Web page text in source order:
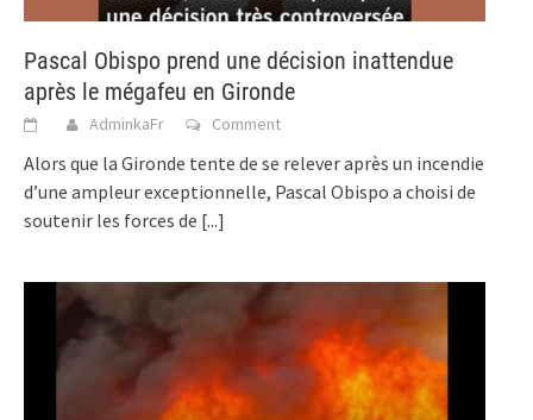
Pascal Obispo prend une décision inattendue
après le mégafeu en Gironde
AdminkaFr Comment
Alors que la Gironde tente de se relever après un incendie
d’une ampleur exceptionnelle, Pascal Obispo a choisi de
soutenir les forces de [...]